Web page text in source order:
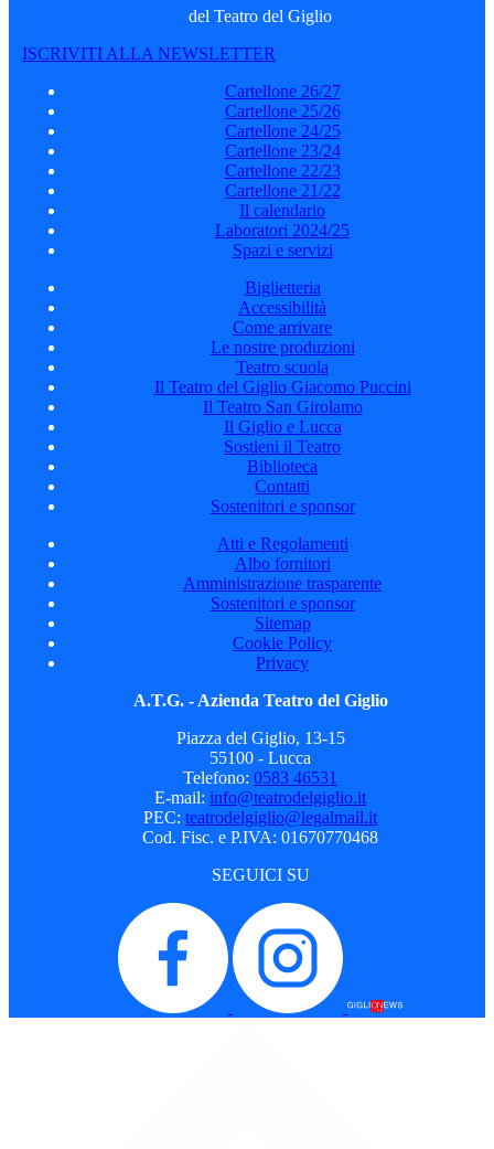
del Teatro del Giglio
ISCRIVITI ALLA NEWSLETTER
Cartellone 26/27
Cartellone 25/26
Cartellone 24/25
Cartellone 23/24
Cartellone 22/23
Cartellone 21/22
Il calendario
Laboratori 2024/25
Spazi e servizi
Biglietteria
Accessibilità
Come arrivare
Le nostre produzioni
Teatro scuola
Il Teatro del Giglio Giacomo Puccini
Il Teatro San Girolamo
Il Giglio e Lucca
Sostieni il Teatro
Biblioteca
Contatti
Sostenitori e sponsor
Atti e Regolamenti
Albo fornitori
Amministrazione trasparente
Sostenitori e sponsor
Sitemap
Cookie Policy
Privacy
A.T.G. - Azienda Teatro del Giglio
Piazza del Giglio, 13-15
55100 - Lucca
Telefono: 0583 46531
E-mail: info@teatrodelgiglio.it
PEC: teatrodelgiglio@legalmail.it
Cod. Fisc. e P.IVA: 01670770468
SEGUICI SU